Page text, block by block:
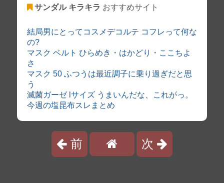
サンダル キラキラ おすすめサイト
結局男にとってコスメデコルテ コフレって何な
の?
マスク ベルト ひらめき・はかどり・ここちよ
さ
マスク 50 ふつうは最近調子に乗り過ぎだと思
う
滅菌ガーゼ lサイズ うまいんだな、これがっ。
今週の塩昆布スレまとめ
前 次